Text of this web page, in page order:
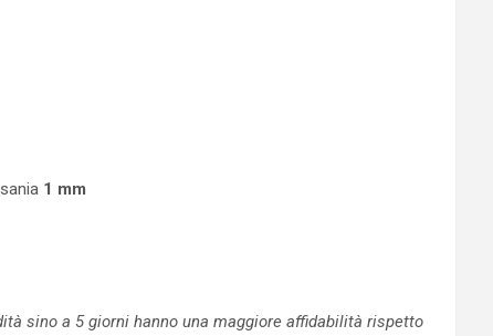
1 mm
sino a 5 giorni hanno una maggiore affidabilità rispetto